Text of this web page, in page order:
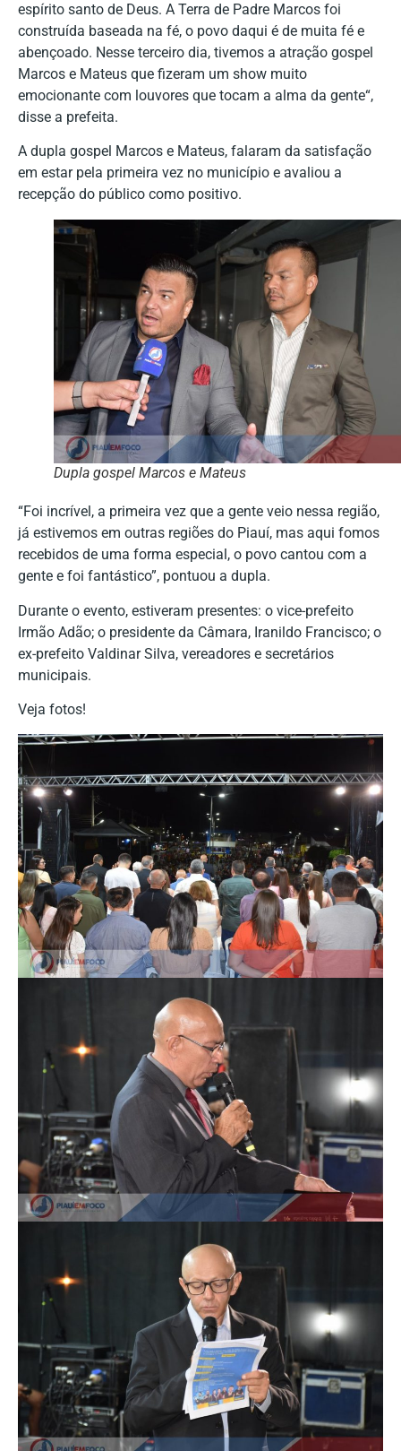
espírito santo de Deus. A Terra de Padre Marcos foi
construída baseada na fé, o povo daqui é de muita fé e
abençoado. Nesse terceiro dia, tivemos a atração gospel
Marcos e Mateus que fizeram um show muito
emocionante com louvores que tocam a alma da gente“,
disse a prefeita.
A dupla gospel Marcos e Mateus, falaram da satisfação
em estar pela primeira vez no município e avaliou a
recepção do público como positivo.
Dupla gospel Marcos e Mateus
“Foi incrível, a primeira vez que a gente veio nessa região,
já estivemos em outras regiões do Piauí, mas aqui fomos
recebidos de uma forma especial, o povo cantou com a
gente e foi fantástico”, pontuou a dupla.
Durante o evento, estiveram presentes: o vice-prefeito
Irmão Adão; o presidente da Câmara, Iranildo Francisco; o
ex-prefeito Valdinar Silva, vereadores e secretários
municipais.
Veja fotos!